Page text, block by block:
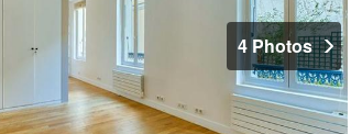
4 Photos